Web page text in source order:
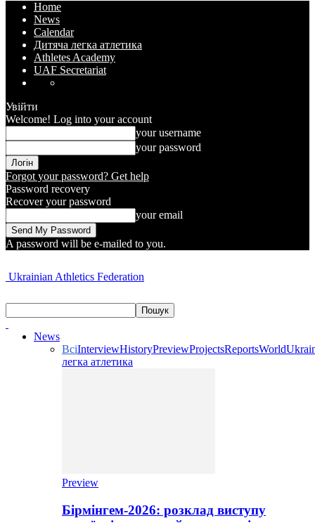
Home
News
Calendar
Дитяча легка атлетика
Athletes Academy
UAF Secretariat
Увійти
Welcome! Log into your account
your username
your password
Forgot your password? Get help
Password recovery
Recover your password
your email
A password will be e-mailed to you.
Ukrainian Athletics Federation
News
ВсіInterviewHistoryPreviewProjectsReportsWorld
легка атлетика
Preview
Бірмінгем-2026: розклад виступу